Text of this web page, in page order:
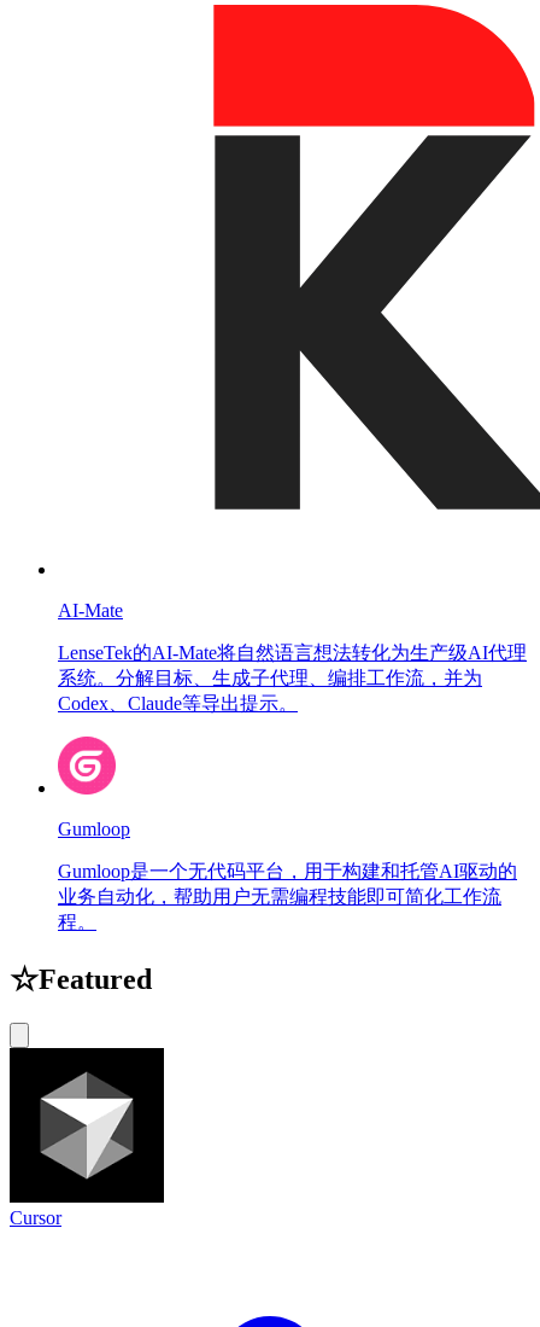
AI-Mate
LenseTek的AI-Mate将自然语言想法转化为生产级AI代理
系统。分解目标、生成子代理、编排工作流，并为
Codex、Claude等导出提示。
Gumloop
Gumloop是一个无代码平台，用于构建和托管AI驱动的
业务自动化，帮助用户无需编程技能即可简化工作流
程。
☆Featured
Cursor